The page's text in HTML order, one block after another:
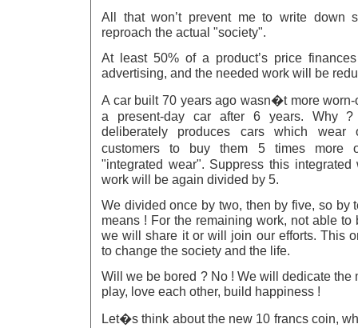
All that won’t prevent me to write down
reproach the actual "society".
At least 50% of a product’s price
advertising, and the needed work will be
A car built 70 years ago wasn�t more worn-
a present-day car after 6 years. Why ?
deliberately produces cars which wear
customers to buy them 5 times more
"integrated wear". Suppress this
work will be again divided by 5.
We divided once by two, then by five, so by
means ! For the remaining work, not able to
we will share it or will join our efforts. This
to change the society and the life.
Will we be bored ? No ! We will dedicate the
play, love each other, build happiness !
Let�s think about the new 10 francs coin,